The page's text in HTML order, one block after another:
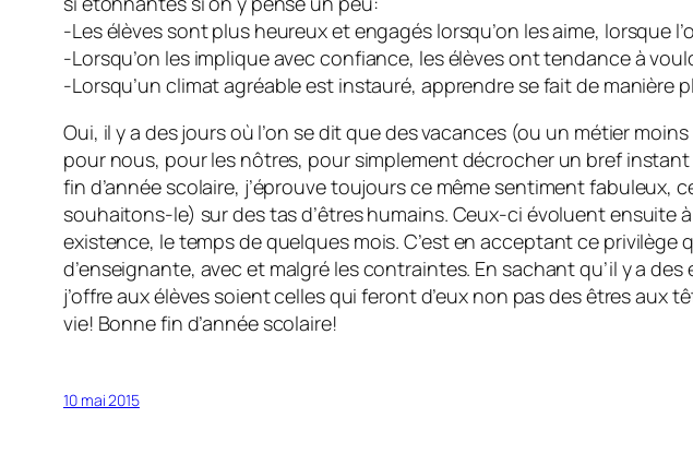
-Les élèves sont plus heureux et engagés lorsqu’on les aime, lorsque
-Lorsqu’on les implique avec confiance, les élèves ont tendance à
-Lorsqu’un climat agréable est instauré, apprendre se fait de manière
Oui, il y a des jours où l’on se dit que des vacances (ou un métier
pour nous, pour les nôtres, pour simplement décrocher un bref
fin d’année scolaire, j’éprouve toujours ce même sentiment
souhaitons-le) sur des tas d’êtres humains. Ceux-ci évoluent ensuite
existence, le temps de quelques mois. C’est en acceptant ce
d’enseignante, avec et malgré les contraintes. En sachant qu’il y a
j’offre aux élèves soient celles qui feront d’eux non pas des êtres
vie! Bonne fin d’année scolaire!
10 mai 2015